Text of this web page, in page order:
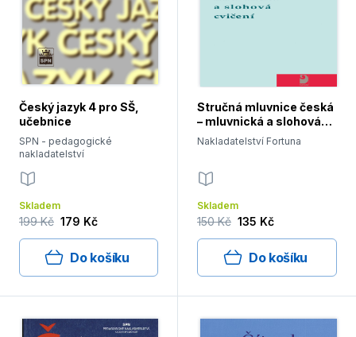
Český jazyk 4 pro SŠ,
učebnice
SPN - pedagogické
nakladatelství
Skladem
199 Kč 179 Kč
Do košíku
Stručná mluvnice česká
– mluvnická a slohová
cvičení
Nakladatelství Fortuna
Skladem
150 Kč 135 Kč
Do košíku